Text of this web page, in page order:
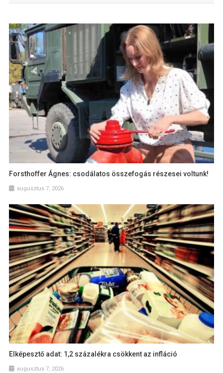
Forsthoffer Ágnes: csodálatos összefogás részesei voltunk!
augusztus 7, 2026
Elképesztő adat: 1,2 százalékra csökkent az infláció
augusztus 7, 2026